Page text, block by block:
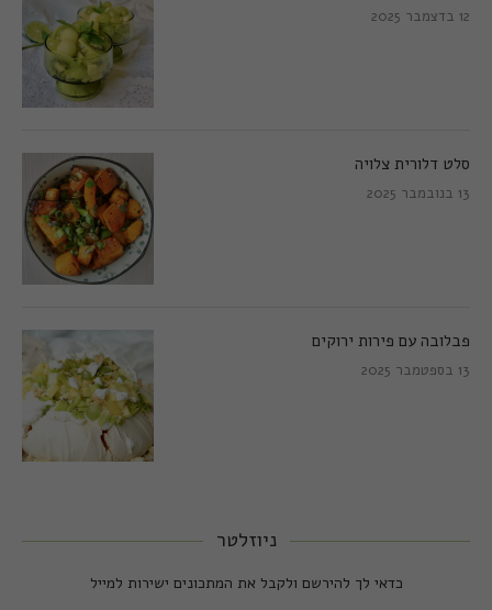
12 בדצמבר 2025
סלט דלורית צלויה
13 בנובמבר 2025
פבלובה עם פירות ירוקים
13 בספטמבר 2025
ניוזלטר
כדאי לך להירשם ולקבל את המתכונים ישירות למייל